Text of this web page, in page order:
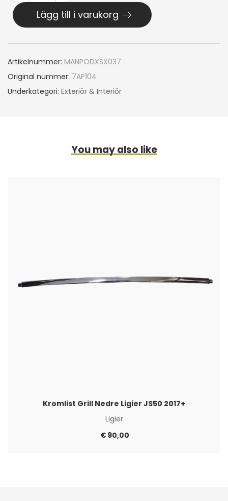
Lägg till i varukorg
Artikelnummer: MANPODXSX037
Original nummer: 7AP104
Underkategori: Exteriör & Interiör
You may also like
Kromlist Grill Nedre Ligier JS50 2017+
Ligier
€90,00